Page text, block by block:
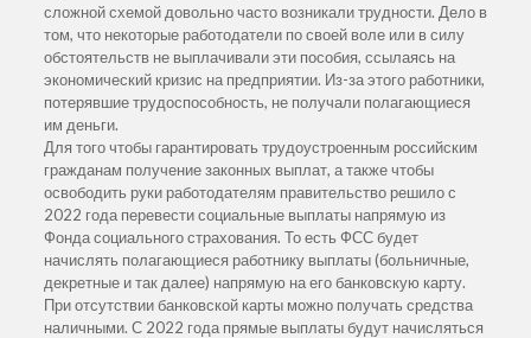
сложной схемой довольно часто возникали трудности. Дело в
том, что некоторые работодатели по своей воле или в силу
обстоятельств не выплачивали эти пособия, ссылаясь на
экономический кризис на предприятии. Из-за этого работники,
потерявшие трудоспособность, не получали полагающиеся
им деньги.
Для того чтобы гарантировать трудоустроенным российским
гражданам получение законных выплат, а также чтобы
освободить руки работодателям правительство решило с
2022 года перевести социальные выплаты напрямую из
Фонда социального страхования. То есть ФСС будет
начислять полагающиеся работнику выплаты (больничные,
декретные и так далее) напрямую на его банковскую карту.
При отсутствии банковской карты можно получать средства
наличными. С 2022 года прямые выплаты будут начисляться